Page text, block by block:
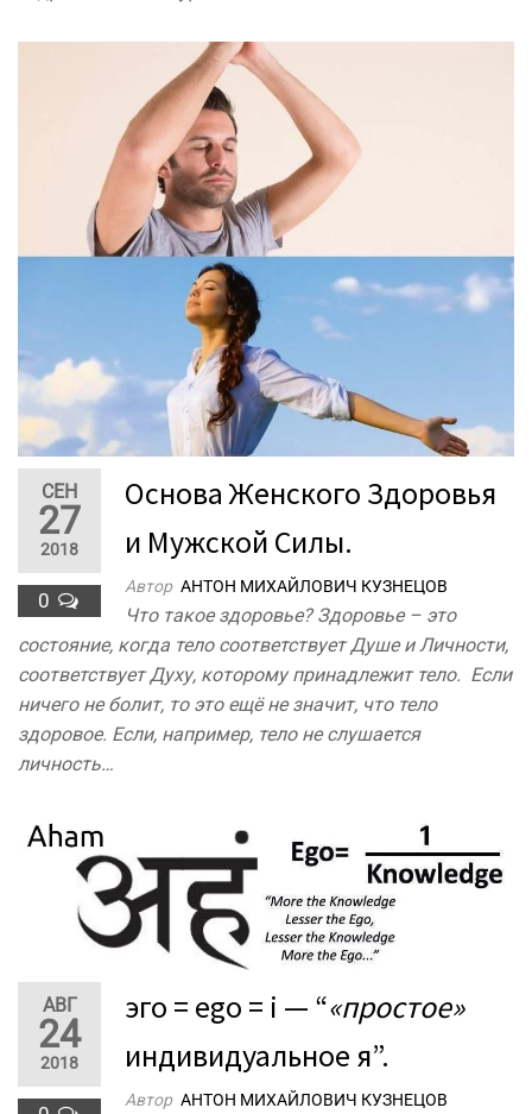
СЕН
27
2018
0
Основа Женского Здоровья
и Мужской Силы.
Автор АНТОН МИХАЙЛОВИЧ КУЗНЕЦОВ
Что такое здоровье? Здоровье – это
состояние, когда тело соответствует Душе и Личности,
соответствует Духу, которому принадлежит тело. Если
ничего не болит, то это ещё не значит, что тело
здоровое. Если, например, тело не слушается
личность…
АВГ
24
2018
эго = ego = i — “«простое»
индивидуальное я”.
Автор АНТОН МИХАЙЛОВИЧ КУЗНЕЦОВ